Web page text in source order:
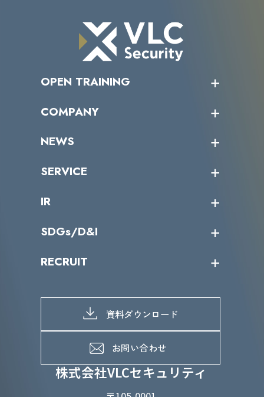
株式会社VLCセキュリティ
OPEN TRAINING
受講者の声
COMPANY
トップメッセージ
ミッション／ビジョン
パートナー企業一覧
NEWS
サイバーニュース
SERVICE
カテゴリー別サービス一覧
IR
IRカレンダー
IRライブラリー
よくあるご質問
SDGs/D&I
当グループのマテリアリティ
SDGs推進体制
D&Iの取り組み
RECRUIT
募集職種一覧
メッセージ
メンバーインタビュー
資料ダウンロード
お問い合わせ